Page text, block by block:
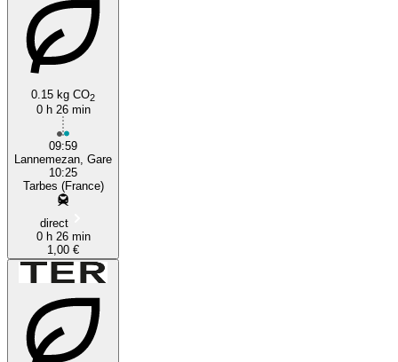
0.15 kg CO2
0 h 26 min
09:59
Lannemezan, Gare
10:25
Tarbes (France)
direct
0 h 26 min
1,00 €